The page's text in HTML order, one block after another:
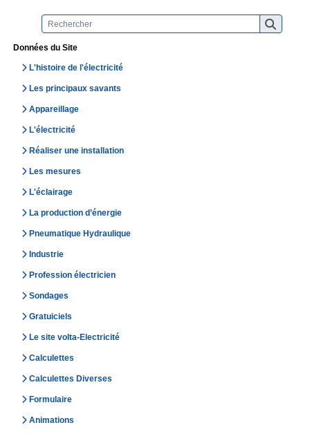
Données du Site
L'histoire de l'électricité
Les principaux savants
Appareillage
L'électricité
Réaliser une installation
Les mesures
L'éclairage
La production d’énergie
Pneumatique Hydraulique
Industrie
Profession électricien
Sondages
Gratuiciels
Le site volta-Electricité
Calculettes
Calculettes Diverses
Formulaire
Animations